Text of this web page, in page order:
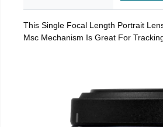
This Single Focal Length Portrait
Msc Mechanism Is Great For